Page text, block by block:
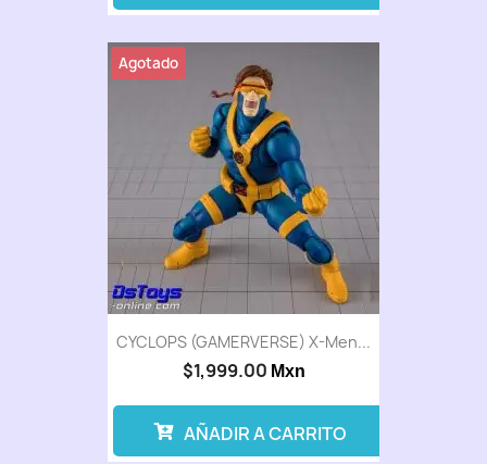
CYCLOPS (GAMERVERSE) X-Men...
$1,999.00 Mxn
Agotado
AÑADIR A CARRITO